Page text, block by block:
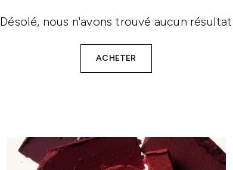
Désolé, nous n'avons trouvé aucun résultat
ACHETER